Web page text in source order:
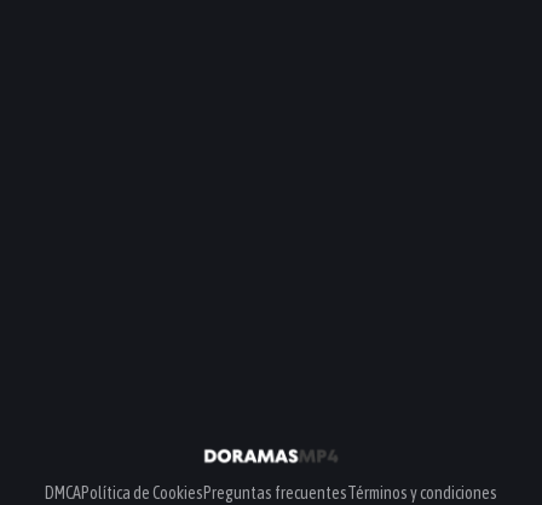
DMCAPolítica de CookiesPreguntas frecuentesTérminos y condiciones